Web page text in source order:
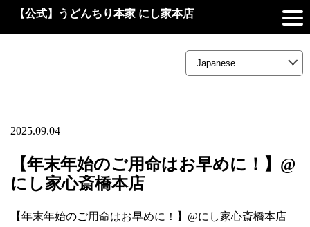
【公式】うどんちり本家 にし家本店
2025.09.04
【年末年始のご用命はお早めに！】@
にし家心斎橋本店
【年末年始のご用命はお早めに！】@にし家心斎橋本店